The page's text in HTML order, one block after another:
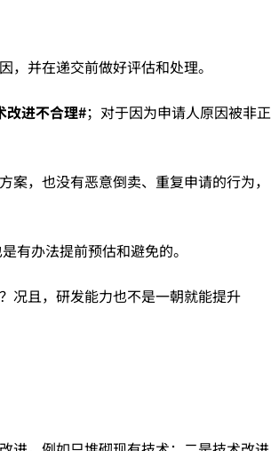
并在递交前做好评估和处理。
改进不合理#；对于因为申请人原因被非正
，也没有恶意倒卖、重复申请的行为，
有办法提前预估和避免的。
况且，研发能力也不是一朝就能提升